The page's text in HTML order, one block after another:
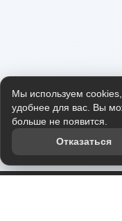
Мы используем
удобнее для вас. Вы
больше не появится.
Отказаться